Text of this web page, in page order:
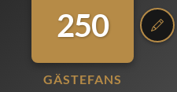
250
GÄSTEFANS